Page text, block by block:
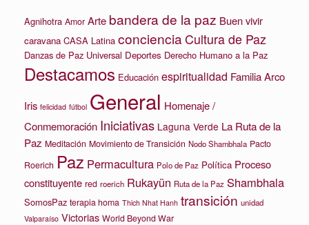
Agnihotra Amor Arte bandera de la paz Buen vivir
caravana CASA Latina concienciaCultura de Paz
Danzas de Paz Universal Deportes Derecho Humano a la Paz
Destacamos Educación espiritualidad Familia Arco
Iris felicidad fútbol General Homenaje /
Conmemoración Iniciativas Laguna Verde La Ruta de la
Paz Meditación Movimiento de Transición Nodo Shambhala Pacto
Roerich Paz Permacultura Polo de Paz Política Proceso
constituyente red roerich Rukayün Ruta de la Paz Shambhala
SomosPaz terapia homa Thich Nhat Hanh transición unidad
Valparaíso Victorias World Beyond War